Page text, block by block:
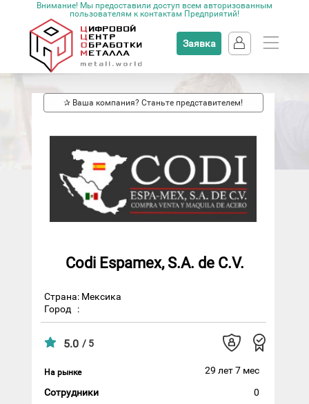
Внимание! Мы предоставили доступ всем авторизованным
пользователям к контактам Предприятий!
Заявка
✰ Ваша компания? Станьте представителем!
Codi Espamex, S.A. de C.V.
Страна: Мексика
Город
:
5.0 / 5
На рынке
29 лет 7 мес
Сотрудники
0